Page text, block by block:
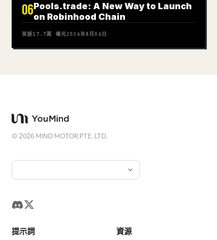
06Pools.trade: A New Way to Launch
on Robinhood Chain
英語17.7萬 曝光2026年8月06日
©2026 MIND MOTOR PTE. LTD.
提示詞 資源